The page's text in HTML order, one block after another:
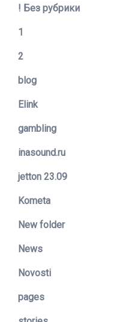
! Без рубрики
1
2
blog
Elink
gambling
inasound.ru
jetton 23.09
Kometa
New folder
News
Novosti
pages